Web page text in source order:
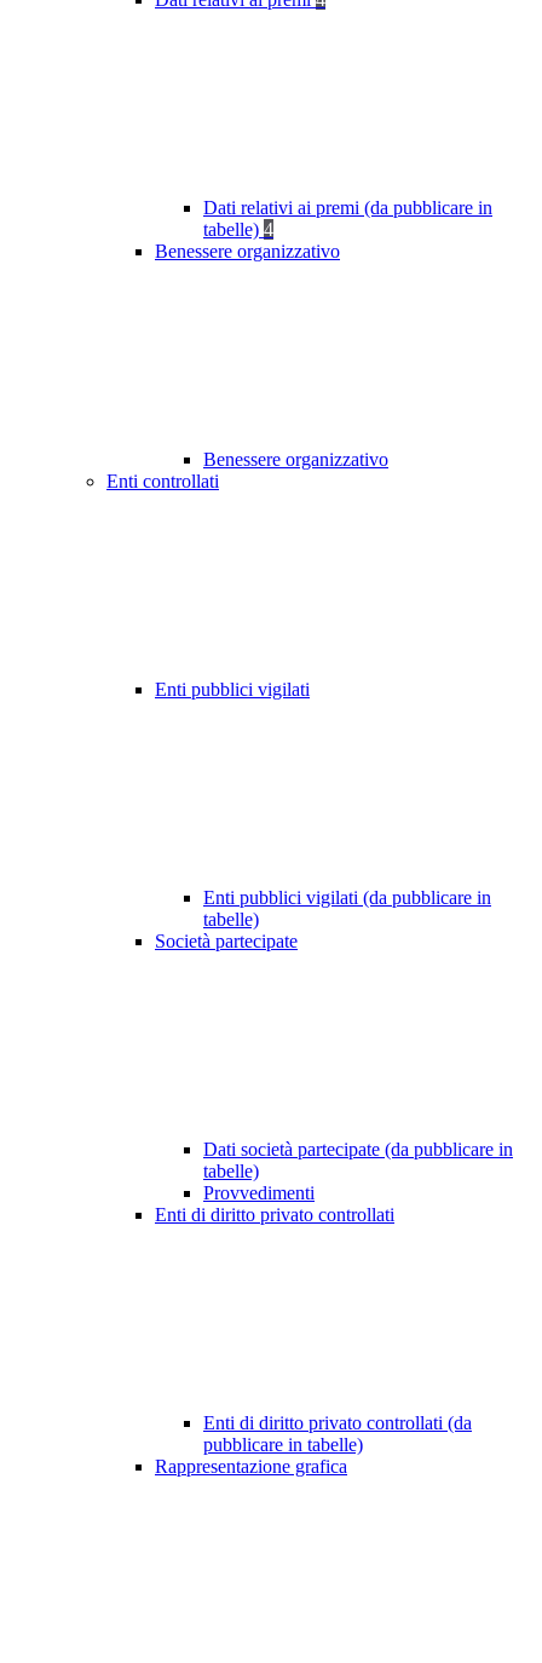
Dati relativi ai premi (da pubblicare in
tabelle) 4
Benessere organizzativo
Benessere organizzativo
Enti controllati
Enti pubblici vigilati
Enti pubblici vigilati (da pubblicare in
tabelle)
Società partecipate
Dati società partecipate (da pubblicare in
tabelle)
Provvedimenti
Enti di diritto privato controllati
Enti di diritto privato controllati (da
pubblicare in tabelle)
Rappresentazione grafica